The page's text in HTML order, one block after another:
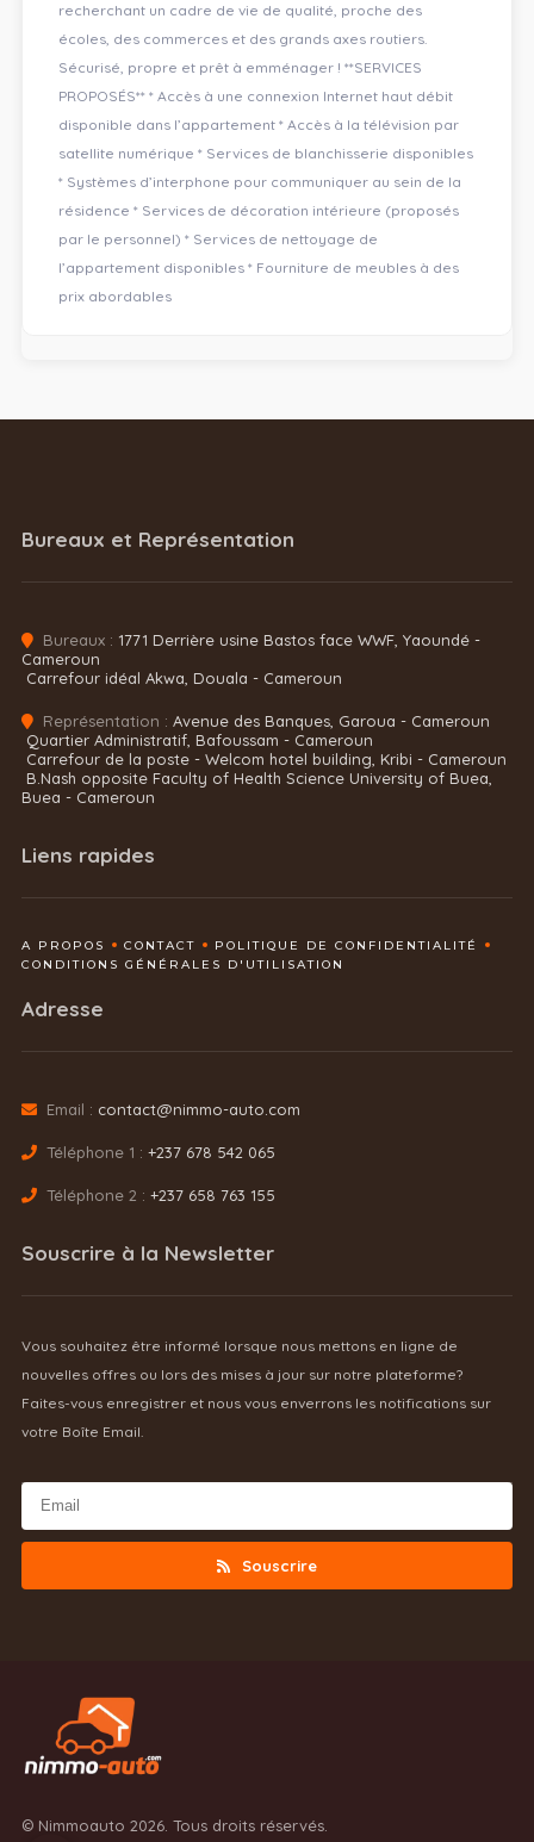
recherchant un cadre de vie de qualité, proche des
écoles, des commerces et des grands axes routiers.
Sécurisé, propre et prêt à emménager ! **SERVICES
PROPOSÉS** * Accès à une connexion Internet haut débit
disponible dans l’appartement * Accès à la télévision par
satellite numérique * Services de blanchisserie disponibles
* Systèmes d’interphone pour communiquer au sein de la
résidence * Services de décoration intérieure (proposés
par le personnel) * Services de nettoyage de
l’appartement disponibles * Fourniture de meubles à des
prix abordables
Bureaux et Représentation
Bureaux : 1771 Derrière usine Bastos face WWF, Yaoundé -
Cameroun
Carrefour idéal Akwa, Douala - Cameroun
Représentation : Avenue des Banques, Garoua - Cameroun
Quartier Administratif, Bafoussam - Cameroun
Carrefour de la poste - Welcom hotel building, Kribi - Cameroun
B.Nash opposite Faculty of Health Science University of Buea,
Buea - Cameroun
Liens rapides
A PROPOS CONTACT
POLITIQUE DE CONFIDENTIALITÉ
CONDITIONS GÉNÉRALES D'UTILISATION
Adresse
Email : contact@nimmo-auto.com
Téléphone 1 : +237 678 542 065
Téléphone 2 : +237 658 763 155
Souscrire à la Newsletter
Vous souhaitez être informé lorsque nous mettons en ligne de
nouvelles offres ou lors des mises à jour sur notre plateforme?
Faites-vous enregistrer et nous vous enverrons les notifications sur
votre Boîte Email.
Souscrire
© Nimmoauto 2026. Tous droits réservés.